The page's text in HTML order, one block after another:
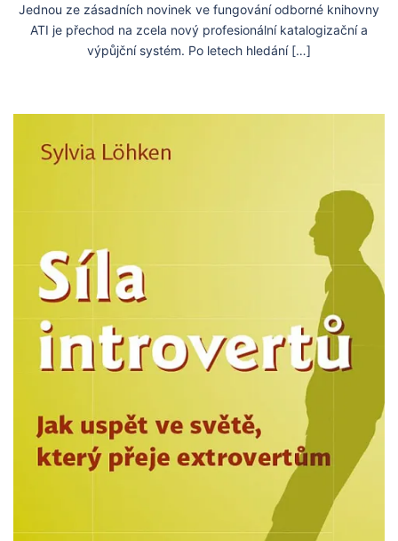
Jednou ze zásadních novinek ve fungování odborné knihovny
ATI je přechod na zcela nový profesionální katalogizační a
výpůjční systém. Po letech hledání […]